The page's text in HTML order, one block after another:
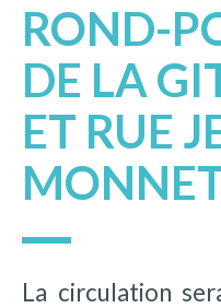
ROND-
DE LA
ET RUE
La circulation